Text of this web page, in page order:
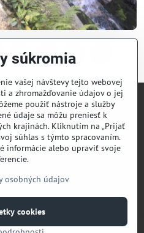
Reddit LinkedInWhatsApp
dolina
dolina
Copyright
ochrany osobných údajov
súkromia
vašej návštevy tejto webovej
a zhromažďovanie údajov o jej
použiť nástroje a služby
údaje sa môžu preniesť k
krajinách. Kliknutím na „Prijať
súhlas s týmto spracovaním.
informácie alebo upraviť svoje
osobných údajov
cookies